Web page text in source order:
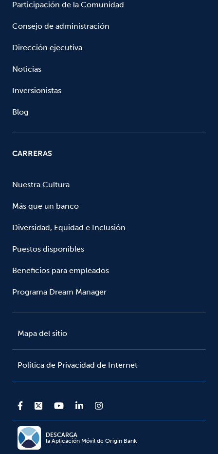
Participación de la Comunidad
Consejo de administración
Dirección ejecutiva
Noticias
Inversionistas
Blog
CARRERAS
Nuestra Cultura
Más que un banco
Diversidad, Equidad e Inclusión
Puestos disponibles
Beneficios para empleados
Programa Dream Manager
Mapa del sitio
Política de Privacidad de Internet
DESCARGA
la Aplicación Móvil de Origin Bank